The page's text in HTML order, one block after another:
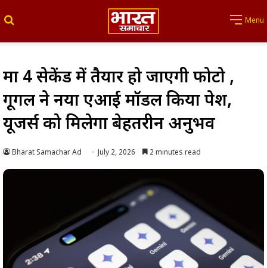
Menu
मात्र 4 सेकेंड में तैयार हो जाएगी फोटो ,
गूगल ने नया एआई मॉडल किया पेश,
यूजर्स को मिलेगा बेहतरीन अनुभव
Bharat Samachar Ad July 2, 2026 2 minutes read